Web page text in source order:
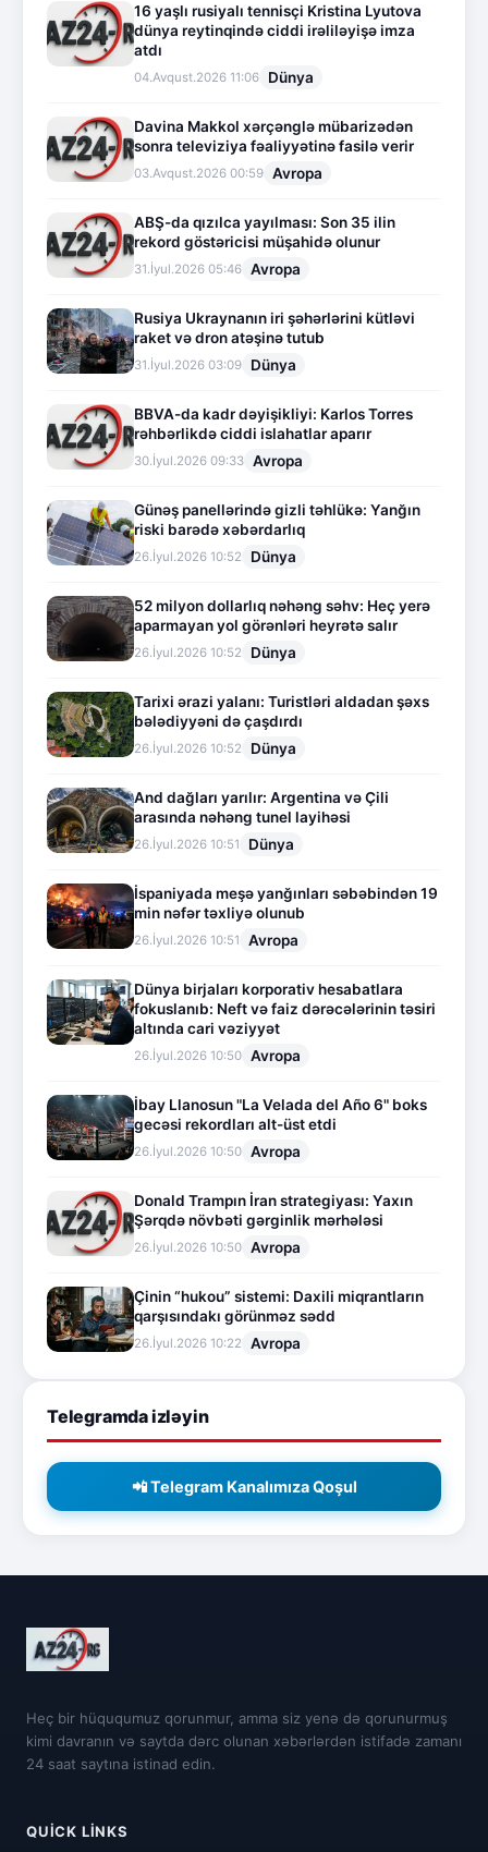
16 yaşlı rusiyalı tennisçi Kristina Lyutova
dünya reytinqində ciddi irəliləyişə imza
atdı
04.Avqust.2026 11:06 Dünya
Davina Makkol xərçənglə mübarizədən
sonra televiziya fəaliyyətinə fasilə verir
03.Avqust.2026 00:59 Avropa
ABŞ-da qızılca yayılması: Son 35 ilin
rekord göstəricisi müşahidə olunur
31.İyul.2026 05:46 Avropa
Rusiya Ukraynanın iri şəhərlərini kütləvi
raket və dron atəşinə tutub
31.İyul.2026 03:09 Dünya
BBVA-da kadr dəyişikliyi: Karlos Torres
rəhbərlikdə ciddi islahatlar aparır
30.İyul.2026 09:33 Avropa
Günəş panellərində gizli təhlükə: Yanğın
riski barədə xəbərdarlıq
26.İyul.2026 10:52 Dünya
52 milyon dollarlıq nəhəng səhv: Heç yerə
aparmayan yol görənləri heyrətə salır
26.İyul.2026 10:52 Dünya
Tarixi ərazi yalanı: Turistləri aldadan şəxs
bələdiyyəni də çaşdırdı
26.İyul.2026 10:52 Dünya
And dağları yarılır: Argentina və Çili
arasında nəhəng tunel layihəsi
26.İyul.2026 10:51 Dünya
İspaniyada meşə yanğınları səbəbindən 19
min nəfər təxliyə olunub
26.İyul.2026 10:51 Avropa
Dünya birjaları korporativ hesabatlara
fokuslanıb: Neft və faiz dərəcələrinin təsiri
altında cari vəziyyət
26.İyul.2026 10:50 Avropa
İbay Llanosun "La Velada del Año 6" boks
gecəsi rekordları alt-üst etdi
26.İyul.2026 10:50 Avropa
Donald Trampın İran strategiyası: Yaxın
Şərqdə növbəti gərginlik mərhələsi
26.İyul.2026 10:50 Avropa
Çinin “hukou” sistemi: Daxili miqrantların
qarşısındakı görünməz sədd
26.İyul.2026 10:22 Avropa
Telegramda izləyin
📲 Telegram Kanalımıza Qoşul
Heç bir hüququmuz qorunmur, amma siz yenə də qorunurmuş
kimi davranın və saytda dərc olunan xəbərlərdən istifadə zamanı
24 saat saytına istinad edin.
QUICK LINKS